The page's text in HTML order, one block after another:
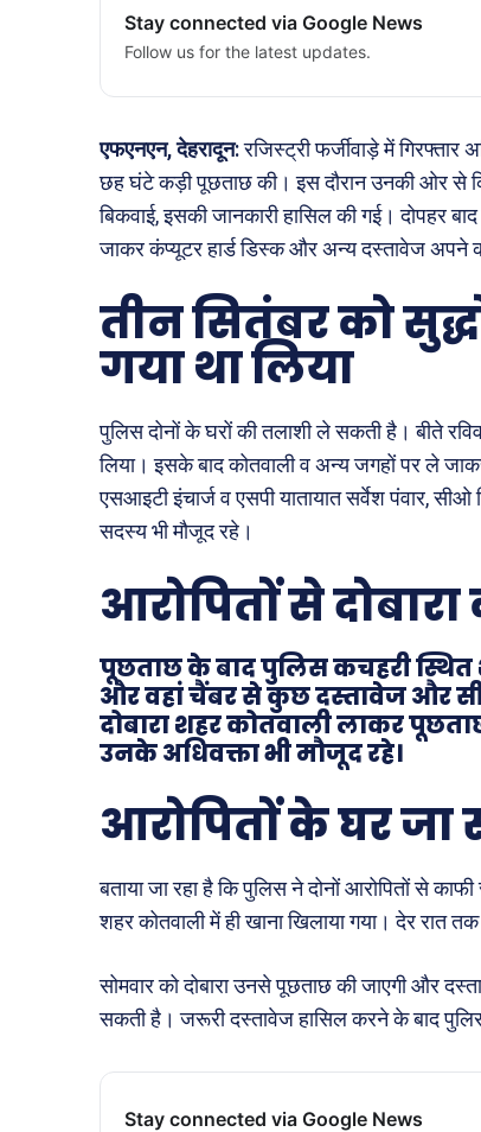
Stay connected via Google News
Follow us for the latest updates.
एफएनएन, देहरादून:रजिस्ट्री फर्जीवाड़े में
छह घंटे कड़ी पूछताछ की। इस दौरान उनकी ओर से
बिकवाई, इसकी जानकारी हासिल की गई। दोपहर
जाकर कंप्यूटर हार्ड डिस्क और अन्य दस्तावेज अपने
तीन सितंबर को
गया था लिया
पुलिस दोनों के घरों की तलाशी ले सकती है। बीते
लिया। इसके बाद कोतवाली व अन्य जगहों पर ले
एसआइटी इंचार्ज व एसपी यातायात सर्वेश पंवार,
सदस्य भी मौजूद रहे।
आरोपितों से
पूछताछ के बाद पुलिस कचहरी स्थित
और वहां चैंबर से कुछ दस्तावेज और
दोबारा शहर कोतवाली लाकर
उनके अधिवक्ता भी मौजूद रहे।
आरोपितों के घर
बताया जा रहा है कि पुलिस ने दोनों आरोपितों से
शहर कोतवाली में ही खाना खिलाया गया। देर रात
सोमवार को दोबारा उनसे पूछताछ की जाएगी और
सकती है। जरूरी दस्तावेज हासिल करने के बाद पुलिस
Stay connected via Google News